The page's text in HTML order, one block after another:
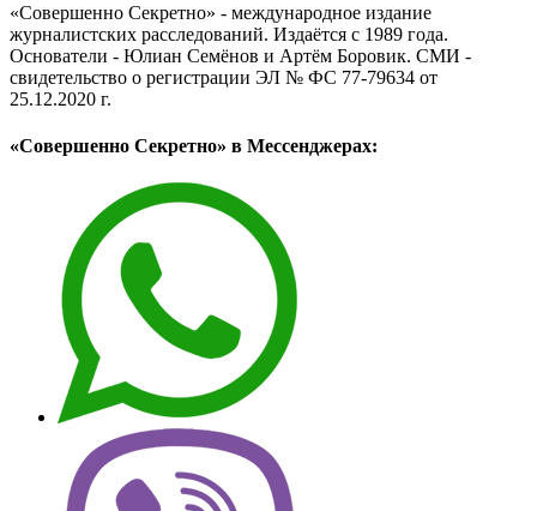
«Совершенно Секретно» - международное издание
журналистских расследований. Издаётся с 1989 года.
Основатели - Юлиан Семёнов и Артём Боровик. CМИ -
свидетельство о регистрации ЭЛ № ФС 77-79634 от
25.12.2020 г.
«Совершенно Секретно» в Мессенджерах: